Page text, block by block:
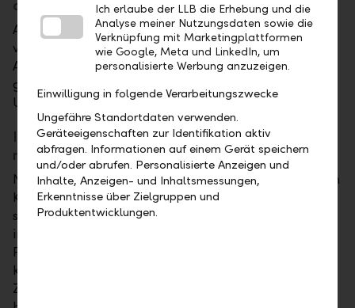
allmählich unheimlich?
Als eine Privatbank, die seit vielen Jahrzehnten
vermögende Kunden berät, verfolgen wir an den
Aktienmärkten eine sehr langfristige Strategie. Es
gab immer wieder Übertreibungen und
Untertreibungen.
Ist die Situation, in der wir uns jetzt befinden,
nicht außergewöhnlich?
Natürlich haben die geopolitischen Risiken durch den
Konflikt im Nahen Osten und dem Ukraine-Krieg
sowie die Spannungen zwischen den USA und China
im Fall Taiwans zugenommen. Durch die
Präsidentschaftswahlen in den USA im November
kommen weitere Herausforderungen hinzu. Die
Zinswende in Europa und den USA steht unmittelbar
Ich erlaube der LLB die Erhebung und die
Analyse meiner Nutzungsdaten sowie die
Verknüpfung mit Marketingplattformen
wie Google, Meta und LinkedIn, um
personalisierte Werbung anzuzeigen.
Einwilligung in folgende Verarbeitungszwecke
Ungefähre Standortdaten verwenden.
Geräteeigenschaften zur Identifikation aktiv
abfragen. Informationen auf einem Gerät speichern
und/oder abrufen. Personalisierte Anzeigen und
Inhalte, Anzeigen- und Inhaltsmessungen,
Erkenntnisse über Zielgruppen und
Produktentwicklungen.